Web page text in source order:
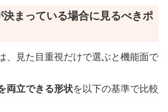
まっている場合に見るべきポ
、見た目重視だけで選ぶと機能面で
両立できる形状を以下の基準で比較